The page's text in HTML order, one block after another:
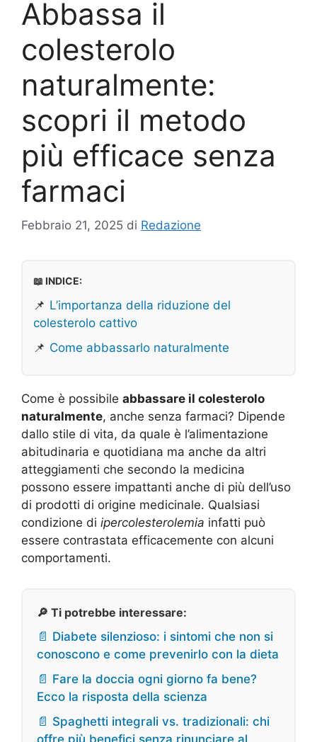
Abbassa il
colesterolo
naturalmente:
scopri il metodo
più efficace senza
farmaci
Febbraio 21, 2025 di Redazione
📖 INDICE:
📌 L’importanza della riduzione del
colesterolo cattivo
📌 Come abbassarlo naturalmente
Come è possibile abbassare il colesterolo
naturalmente, anche senza farmaci? Dipende
dallo stile di vita, da quale è l’alimentazione
abitudinaria e quotidiana ma anche da altri
atteggiamenti che secondo la medicina
possono essere impattanti anche di più dell’uso
di prodotti di origine medicinale. Qualsiasi
condizione di ipercolesterolemia infatti può
essere contrastata efficacemente con alcuni
comportamenti.
🔎 Ti potrebbe interessare:
📄 Diabete silenzioso: i sintomi che non si
conoscono e come prevenirlo con la dieta
📄 Fare la doccia ogni giorno fa bene?
Ecco la risposta della scienza
📄 Spaghetti integrali vs. tradizionali: chi